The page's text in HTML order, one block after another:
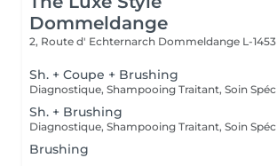
Dommeldange
2, Route d' Echternarch Dommeldange L-1453
Sh. + Coupe + Brushing
Sh. + Brushing
Brushing